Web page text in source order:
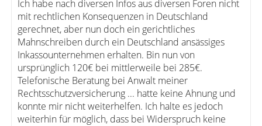
Ich habe nach diversen Infos aus diversen Foren nicht
mit rechtlichen Konsequenzen in Deutschland
gerechnet, aber nun doch ein gerichtliches
Mahnschreiben durch ein Deutschland ansässiges
Inkassounternehmen erhalten. Bin nun von
ursprünglich 120€ bei mittlerweile bei 285€.
Telefonische Beratung bei Anwalt meiner
Rechtsschutzversicherung ... hatte keine Ahnung und
konnte mir nicht weiterhelfen. Ich halte es jedoch
weiterhin für möglich, dass bei Widerspruch keine